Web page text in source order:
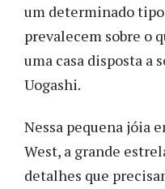
um determinado
prevalecem sobre o
uma casa disposta a
Uogashi.
Nessa pequena jóia
West, a grande
detalhes que